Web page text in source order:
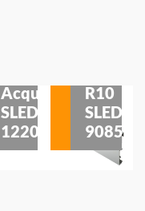
Acqua
SLED
1220
R10
SLED
9085